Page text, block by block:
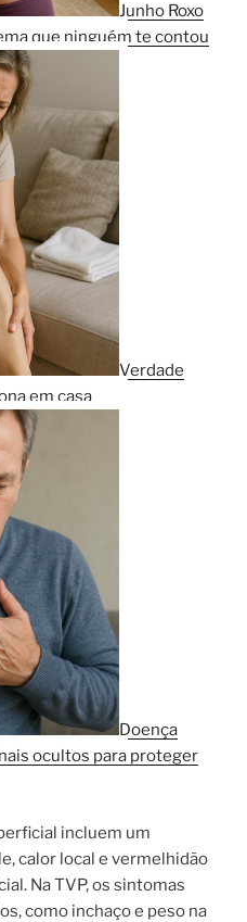
Junho Roxo
que ninguém te contou
Verdade
em casa
Doença
ocultos para proteger
incluem um
calor local e vermelhidão
Na TVP, os sintomas
como inchaço e peso na